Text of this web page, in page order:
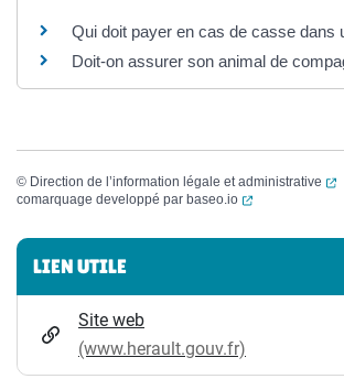
Qui doit payer en cas de casse dans
Doit-on assurer son animal de
© Direction de l’information légale et administrative
comarquage developpé par baseo.io (ouverture
Informations
LIEN UTILE
Site web
(www.herault.gouv.fr)